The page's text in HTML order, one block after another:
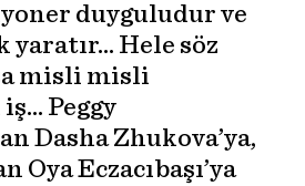
duyguludur ve
Hele söz
misli misli
Peggy
Dasha Zhukova’ya,
Oya Eczacıbaşı’ya